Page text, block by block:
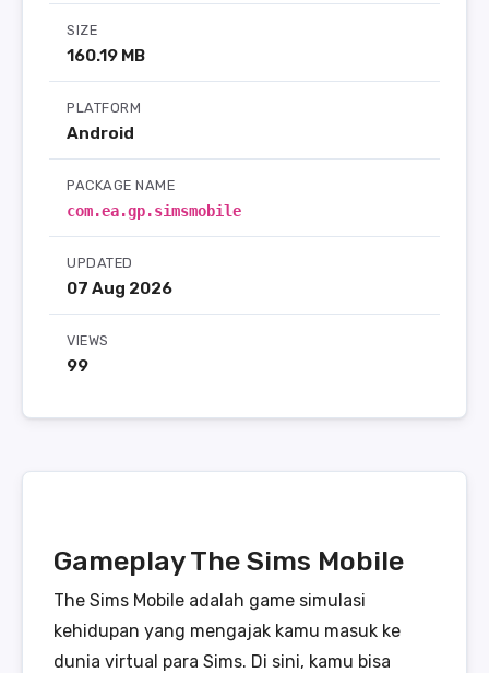
SIZE
160.19 MB
PLATFORM
Android
PACKAGE NAME
com.ea.gp.simsmobile
UPDATED
07 Aug 2026
VIEWS
99
Gameplay The Sims Mobile
The Sims Mobile adalah game simulasi
kehidupan yang mengajak kamu masuk ke
dunia virtual para Sims. Di sini, kamu bisa